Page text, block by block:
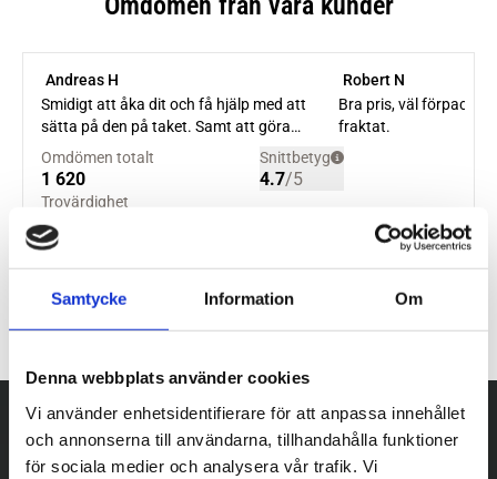
Samtycke Information Om
Denna webbplats använder cookies
Vi använder enhetsidentifierare för att anpassa innehållet
och annonserna till användarna, tillhandahålla funktioner
för sociala medier och analysera vår trafik. Vi